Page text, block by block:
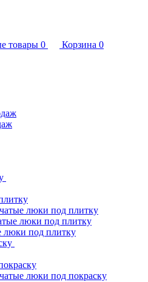
товары 0 Корзина 0
люки под плитку
люки под плитку
люки под плитку
люки под покраску